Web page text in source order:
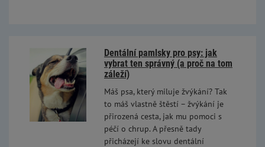
Dentální pamlsky pro psy: jak
vybrat ten správný (a proč na tom
záleží)
Máš psa, který miluje žvýkání? Tak
to máš vlastně štěstí – žvýkání je
přirozená cesta, jak mu pomoci s
péčí o chrup. A přesně tady
přicházejí ke slovu dentální